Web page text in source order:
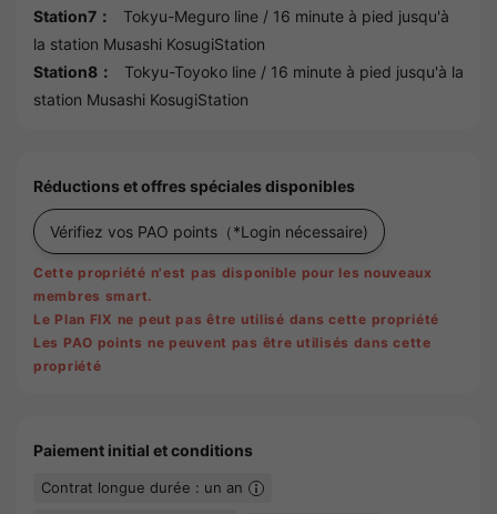
Station7：
Tokyu-Meguro line / 16 minute à pied jusqu'à
la station Musashi KosugiStation
Station8：
Tokyu-Toyoko line / 16 minute à pied jusqu'à la
station Musashi KosugiStation
Réductions et offres spéciales disponibles
Vérifiez vos PAO points （*Login nécessaire)
Cette propriété n'est pas disponible pour les nouveaux
membres smart.
Le Plan FIX ne peut pas être utilisé dans cette propriété
Les PAO points ne peuvent pas être utilisés dans cette
propriété
Paiement initial et conditions
Contrat longue durée : un an